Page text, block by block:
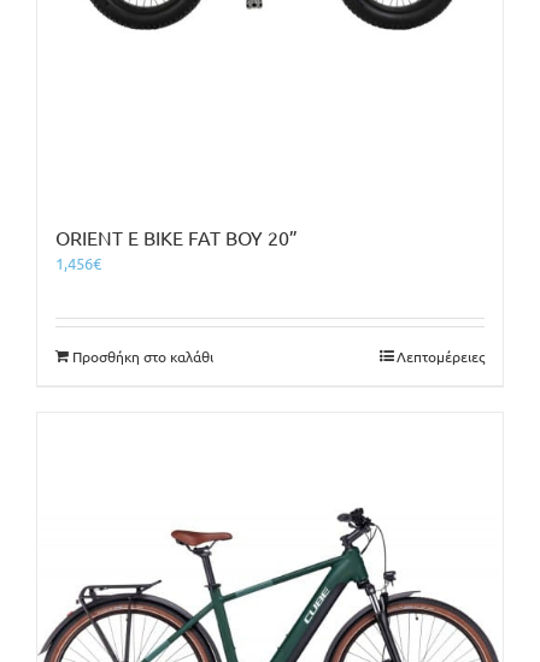
ORIENT E BIKE FAT BOY 20”
1,456€
Προσθήκη στο καλάθι Λεπτομέρειες